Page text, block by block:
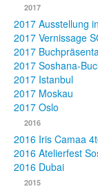
2017
2017 Ausstellung
2017 Vernissage
2017
2017 Soshana-
2017 Istanbul
2017 Moskau
2017 Oslo
2016
2016 Iris Camaa
2016 Atelierfest
2016 Dubai
2015